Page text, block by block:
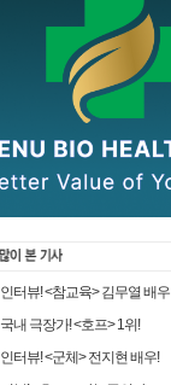
인터뷰! <참교육> 김무열 배우
국내 극장가! <호프> 1위!
인터뷰! <군체> 전지현 배우!